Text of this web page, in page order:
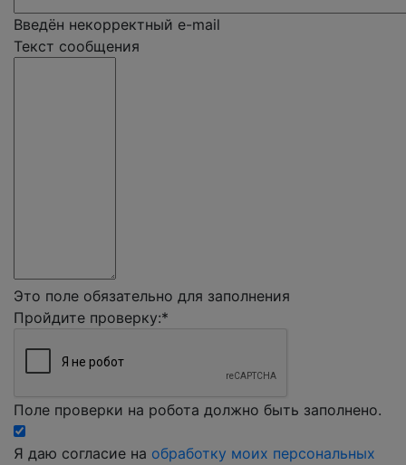
Введён некорректный e-mail
Текст сообщения
Это поле обязательно для заполнения
Пройдите проверку:*
Поле проверки на робота должно быть заполнено.
Я даю согласие на обработку моих персональных